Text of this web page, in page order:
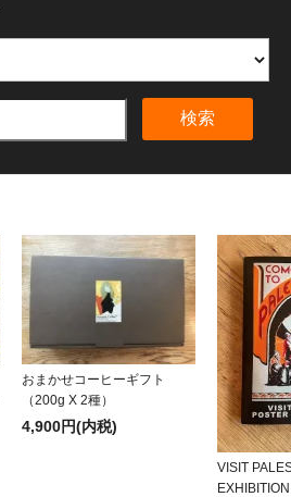
検索
おまかせコーヒーギフト
（200g X 2種）
4,900円(内税)
VISIT